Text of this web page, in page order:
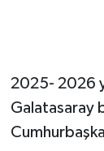
2025- 2026
Galatasaray